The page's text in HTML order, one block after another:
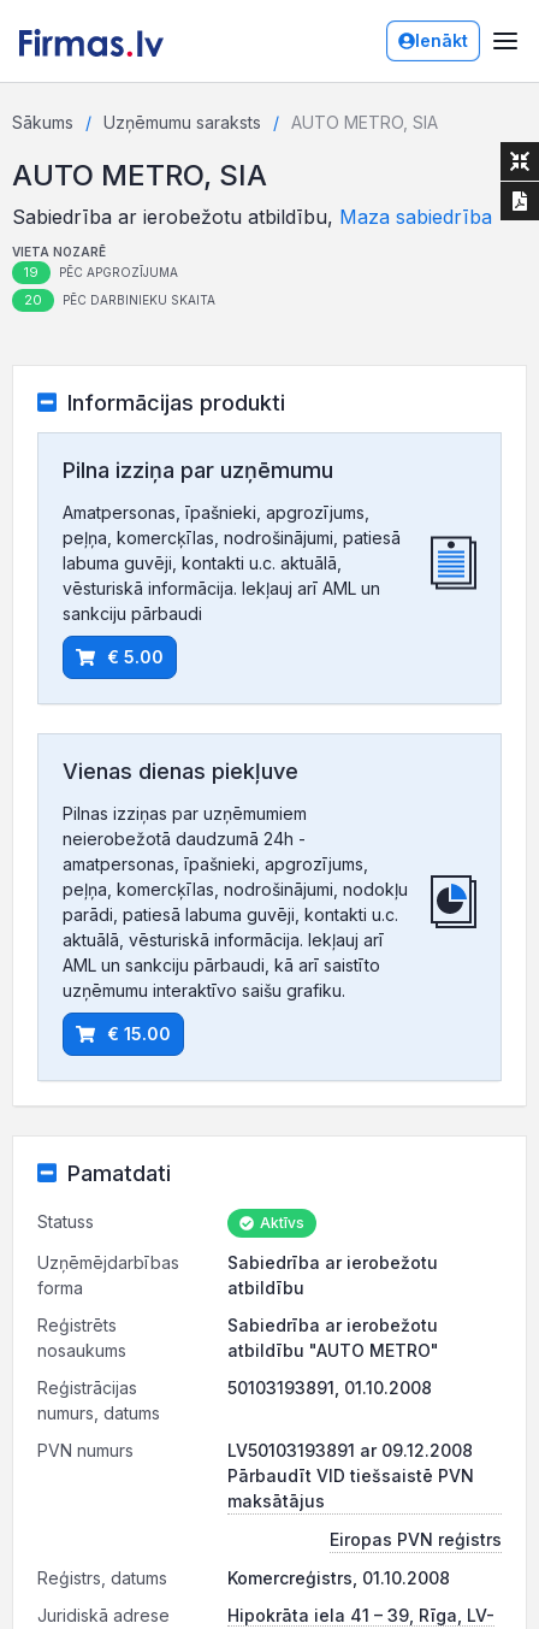
Ienākt
Sākums Uzņēmumu saraksts AUTO METRO, SIA
AUTO METRO, SIA
Sabiedrība ar ierobežotu atbildību, Maza sabiedrība
VIETA NOZARĒ
19 PĒC APGROZĪJUMA
20 PĒC DARBINIEKU SKAITA
Informācijas produkti
Pilna izziņa par uzņēmumu
Amatpersonas, īpašnieki, apgrozījums,
peļņa, komercķīlas, nodrošinājumi, patiesā
labuma guvēji, kontakti u.c. aktuālā,
vēsturiskā informācija. Iekļauj arī AML un
sankciju pārbaudi
€ 5.00
Vienas dienas piekļuve
Pilnas izziņas par uzņēmumiem
neierobežotā daudzumā 24h -
amatpersonas, īpašnieki, apgrozījums,
peļņa, komercķīlas, nodrošinājumi, nodokļu
parādi, patiesā labuma guvēji, kontakti u.c.
aktuālā, vēsturiskā informācija. Iekļauj arī
AML un sankciju pārbaudi, kā arī saistīto
uzņēmumu interaktīvo saišu grafiku.
€ 15.00
Pamatdati
Statuss Aktīvs
Uzņēmējdarbības
forma
Sabiedrība ar ierobežotu
atbildību
Reģistrēts
nosaukums
Sabiedrība ar ierobežotu
atbildību "AUTO METRO"
Reģistrācijas
numurs, datums
50103193891, 01.10.2008
PVN numurs
LV50103193891 ar 09.12.2008
Pārbaudīt VID tiešsaistē PVN
maksātājus
Eiropas PVN reģistrs
Reģistrs, datums
Komercreģistrs, 01.10.2008
Juridiskā adrese
Hipokrāta iela 41 – 39, Rīga, LV-